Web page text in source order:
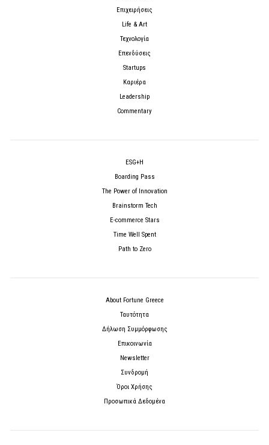
Επιχειρήσεις
Life & Art
Τεχνολογία
Επενδύσεις
Startups
Καριέρα
Leadership
Commentary
ESG+H
Boarding Pass
The Power of Innovation
Brainstorm Tech
E-commerce Stars
Time Well Spent
Path to Zero
About Fortune Greece
Ταυτότητα
Δήλωση Συμμόρφωσης
Επικοινωνία
Newsletter
Συνδρομή
Όροι Χρήσης
Προσωπικά Δεδομένα